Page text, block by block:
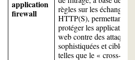
application
firewall
règles sur les échanges
HTTP(S), permettant de
protéger les applications
web contre des attaques
sophistiquées et ciblées,
telles que le « cross-site